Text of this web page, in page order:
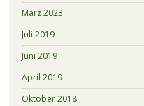
März 2023
Juli 2019
Juni 2019
April 2019
Oktober 2018